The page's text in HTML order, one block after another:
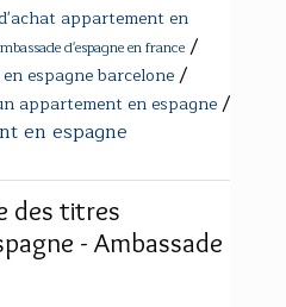
appartement en
d'espagne en france/
espagne barcelone/
appartement en espagne/
en espagne
des titres
- Ambassade